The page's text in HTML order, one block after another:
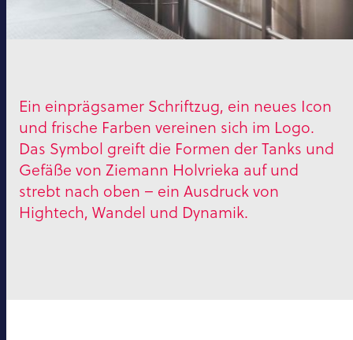
Ein einprägsamer Schriftzug, ein neues Icon
und frische Farben vereinen sich im Logo.
Das Symbol greift die Formen der Tanks und
Gefäße von Ziemann Holvrieka auf und
strebt nach oben – ein Ausdruck von
Hightech, Wandel und Dynamik.